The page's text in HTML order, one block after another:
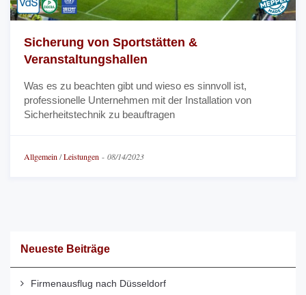
Sicherung von Sportstätten &
Veranstaltungshallen
Was es zu beachten gibt und wieso es sinnvoll ist,
professionelle Unternehmen mit der Installation von
Sicherheitstechnik zu beauftragen
Allgemein /Leistungen - 08/14/2023
Neueste Beiträge
Firmenausflug nach Düsseldorf